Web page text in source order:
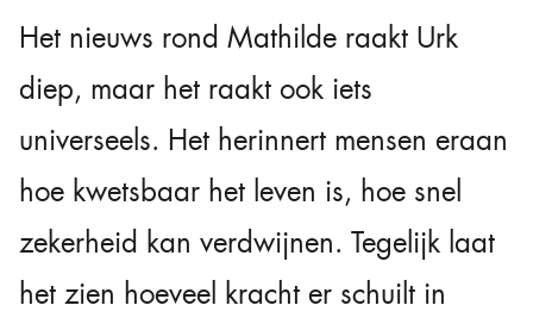
Het nieuws rond Mathilde raakt Urk
diep, maar het raakt ook iets
universeels. Het herinnert mensen eraan
hoe kwetsbaar het leven is, hoe snel
zekerheid kan verdwijnen. Tegelijk laat
het zien hoeveel kracht er schuilt in